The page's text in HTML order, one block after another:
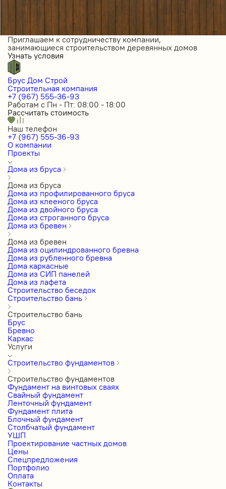
Приглашаем к сотрудничеству компании,
занимающиеся строительством деревянных домов
Узнать условия
Брус Дом Строй
Строительная компания
+7 (967) 555-36-93
Работам с Пн - Пт: 08:00 - 18:00
Рассчитать стоимость
Наш телефон
+7 (967) 555-36-93
О компании
Проекты
Дома из бруса
Дома из бруса
Дома из профилированного бруса
Дома из клееного бруса
Дома из двойного бруса
Дома из строганного бруса
Дома из бревен
Дома из бревен
Дома из оцилиндрованного бревна
Дома из рубленного бревна
Дома каркасные
Дома из СИП панелей
Дома из лафета
Строительство беседок
Строительство бань
Строительство бань
Брус
Бревно
Каркас
Услуги
Строительство фундаментов
Строительство фундаментов
Фундамент на винтовых сваях
Свайный фундамент
Ленточный фундамент
Фундамент плита
Блочный фундамент
Столбчатый фундамент
УШП
Проектирование частных домов
Цены
Спецпредложения
Портфолио
Оплата
Контакты